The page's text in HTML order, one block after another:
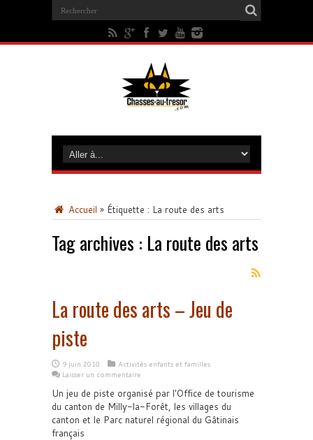
Accueil » Étiquette : La route des arts
Tag archives : La route des arts
La route des arts – Jeu de
piste
9 juin 2010
Activités enfants et familles
Laisser un commentaire
Un jeu de piste organisé par l'Office de tourisme
du canton de Milly-la-Forêt, les villages du
canton et le Parc naturel régional du Gâtinais
français